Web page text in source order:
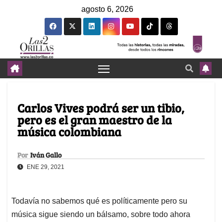
agosto 6, 2026
Carlos Vives podrá ser un tibio,
pero es el gran maestro de la
música colombiana
Por Iván Gallo
ENE 29, 2021
Todavía no sabemos qué es políticamente pero su
música sigue siendo un bálsamo, sobre todo ahora